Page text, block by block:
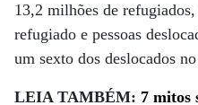
13,2 milhões de
refugiado e pessoas
um sexto dos deslocados
LEIA TAMBÉM: 7 mitos